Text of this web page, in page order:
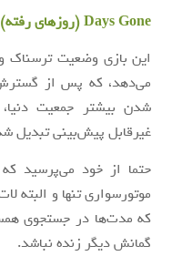
Days Gone (روزهای رفته)
این بازی وضعیت ترسناک
می‌دهد، که پس از گسترش
شدن بیشتر جمعیت
غیرقابل پیش‌بینی تبدیل
حتما از خود می‌پرسید
موتور‌سواری تنها و البته
که مدت‌ها در جستجوی
گمانش دیگر زنده نباشد.